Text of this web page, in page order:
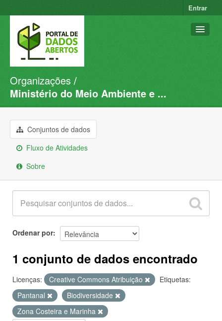
Entrar
Conjuntos de dados
Organizações
Sobre
Organizações
Ministério do Meio Ambiente e ...
Conjuntos de dados
Fluxo de Atividades
Sobre
Ordenar por
1 conjunto de dados encontrado
Licenças: Creative Commons Atribuição
Etiquetas:
Pantanal
Biodiversidade
Zona Costeira e Marinha